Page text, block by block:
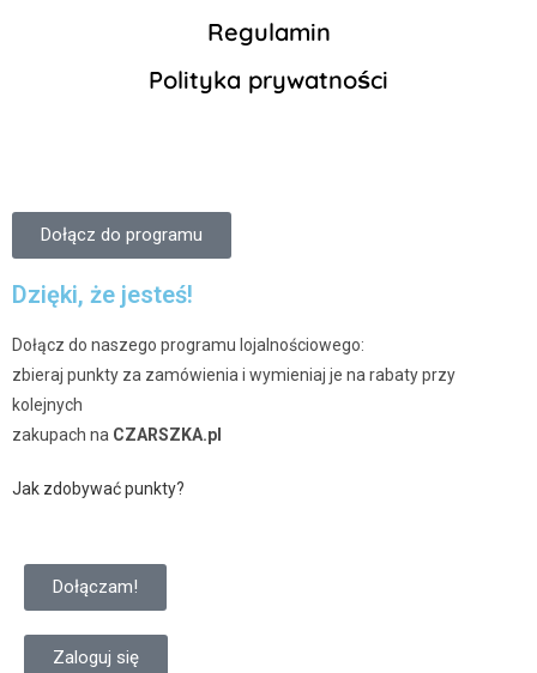
Regulamin
Polityka prywatności
Dołącz do programu
Dzięki, że jesteś!
Dołącz do naszego programu lojalnościowego:
zbieraj punkty za zamówienia i wymieniaj je na rabaty przy
kolejnych
zakupach na CZARSZKA.pl
Jak zdobywać punkty?
Dołączam!
Zaloguj się